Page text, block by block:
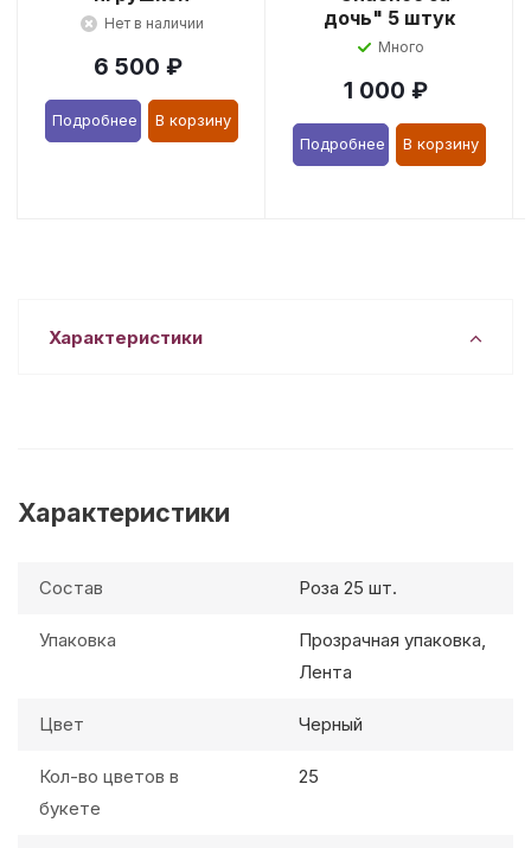
Нет в наличии
6 500 ₽
Подробнее В корзину
дочь" 5 штук
Много
1 000 ₽
Подробнее В корзину
Характеристики
Характеристики
Состав Роза 25 шт.
Упаковка
Прозрачная упаковка,
Лента
Цвет Черный
Кол-во цветов в
букете
25